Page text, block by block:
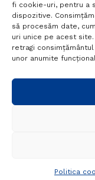
fi cookie-uri, pentru a
dispozitive.
să procesăm date,
uri unice pe acest
retragi
unor anumite
Politica
Termeni si
Politica